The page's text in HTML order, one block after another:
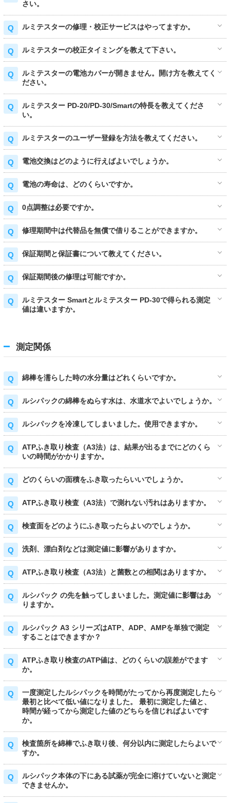
さい。
ルミテスターの修理・校正サービスはやってますか。
ルミテスターの校正タイミングを教えて下さい。
ルミテスターの電池カバーが開きません。開け方を教えてく
ださい。
ルミテスター PD-20/PD-30/Smartの特長を教えてくださ
い。
ルミテスターのユーザー登録を方法を教えてください。
電池交換はどのように行えばよいでしょうか。
電池の寿命は、どのくらいですか。
0点調整は必要ですか。
修理期間中は代替品を無償で借りることができますか。
保証期間と保証書について教えてください。
保証期間後の修理は可能ですか。
ルミテスター Smartとルミテスター PD-30で得られる測定
値は違いますか。
測定関係
綿棒を濡らした時の水分量はどれくらいですか。
ルシパックの綿棒をぬらす水は、水道水でよいでしょうか。
ルシパックを冷凍してしまいました。使用できますか。
ATPふき取り検査（A3法）は、結果が出るまでにどのくら
いの時間がかかりますか。
どのくらいの面積をふき取ったらいいでしょうか。
ATPふき取り検査（A3法）で測れない汚れはありますか。
検査面をどのようにふき取ったらよいのでしょうか。
洗剤、漂白剤などは測定値に影響がありますか。
ATPふき取り検査（A3法）と菌数との相関はありますか。
ルシパック の先を触ってしまいました。測定値に影響はあ
りますか。
ルシパック A3 シリーズはATP、ADP、AMPを単独で測定
することはできますか？
ATPふき取り検査のATP値は、どのくらいの誤差がでます
か。
一度測定したルシパックを時間がたってから再度測定したら
最初と比べて低い値になりました。 最初に測定した値と、
時間が経ってから測定した値のどちらを信じればよいです
か。
検査箇所を綿棒でふき取り後、何分以内に測定したらよいで
すか。
ルシパック本体の下にある試薬が完全に溶けていないと測定
できませんか。